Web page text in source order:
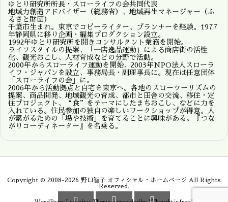
ゆとり研究所所長・スローライフの会共同代表
地域力創造アドバイザー（総務省）、地域再生マネージャー（ふ
るさと財団）
千葉市生まれ。東京でコピーライター、プランナーを経験。1977
年静岡県に移り企画・編集プロダクション設立。
1992年ゆとり研究所を開きコンサルタント業務を開始。
ライフスタイルの提案、「一店逸品運動」による商店街の活性
化、観光おこし、人材育成などの分野で活動。
2000年からスローライフ運動を開始、2003年NPO法人スローラ
イフ・ジャパンを設立、事務局長・副理事長に。現在は任意団体
「スローライフの会」に。
2006年から活動拠点と自宅を東京へ。各地のスローツーリズムの
提案、商品開発、地域観光の育成、都市と田舎の交流、移住・定
住プロジェクト、“食”をテーマにしたまちおこし、などに力を
入れている。住民参加の独自の楽しいワークショップが得意。人
が繋がるための「場や技術」を育てることに興味がある。『つな
がりコーディネーター』を名乗る。
Copyright © 2008-2026 野口智子 オフィシャル・ホームページ All Rights
Reserved.
  